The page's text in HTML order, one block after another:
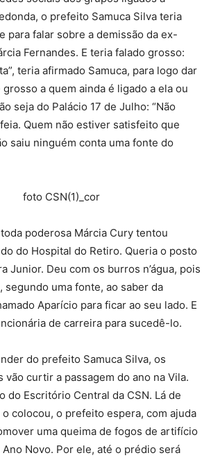
o prefeito Samuca Silva teria
para falar sobre a demissão da ex-
Fernandes. E teria falado grosso:
teria afirmado Samuca, para logo dar
a quem ainda é ligado a ela ou
seja do Palácio 17 de Julho: “Não
Quem não estiver satisfeito que
saiu ninguém conta uma fonte do
poderosa Márcia Cury tentou
do Hospital do Retiro. Queria o posto
Junior. Deu com os burros n’água, pois
segundo uma fonte, ao saber da
Aparício para ficar ao seu lado. E
de carreira para sucedê-lo.
do prefeito Samuca Silva, os
curtir a passagem do ano na Vila.
do Escritório Central da CSN. Lá de
o colocou, o prefeito espera, com ajuda
uma queima de fogos de artifício
Novo. Por ele, até o prédio será